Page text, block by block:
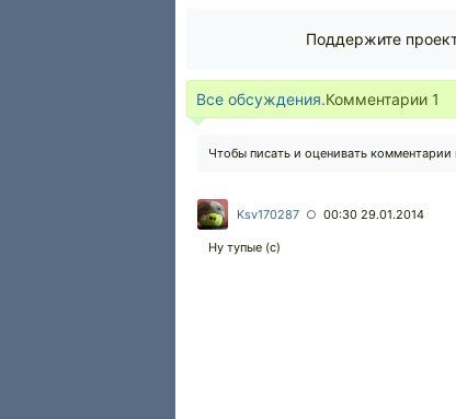
Поддержите
Все обсуждения.Комментарии 1
Чтобы писать и оценивать комментарии
Ksv170287 ○ 00:30 29.01.2014
Ну тупые (с)